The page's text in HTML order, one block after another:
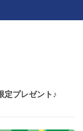
定プレゼント♪